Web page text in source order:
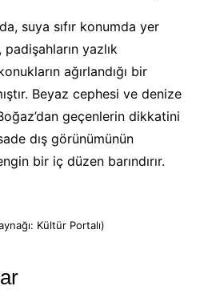
suya sıfır konumda yer
yazlık
ağırlandığı bir
Beyaz cephesi ve denize
geçenlerin dikkatini
dış görünümünün
bir iç düzen barındırır.
Kültür Portalı)